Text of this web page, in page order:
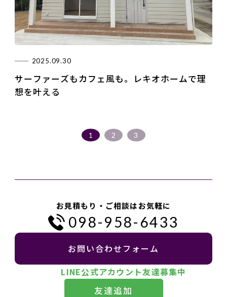
2025.09.30
サーファーズもカフェ風も。レキオホームで理
想を叶える
1 2 3
お見積もり・ご相談はお気軽に
098-958-6433
お問い合わせフォーム
LINE公式アカウント友達募集中
友達追加